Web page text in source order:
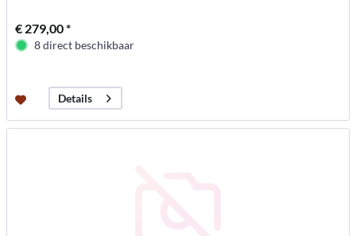
€ 279,00 *
8 direct beschikbaar
Details